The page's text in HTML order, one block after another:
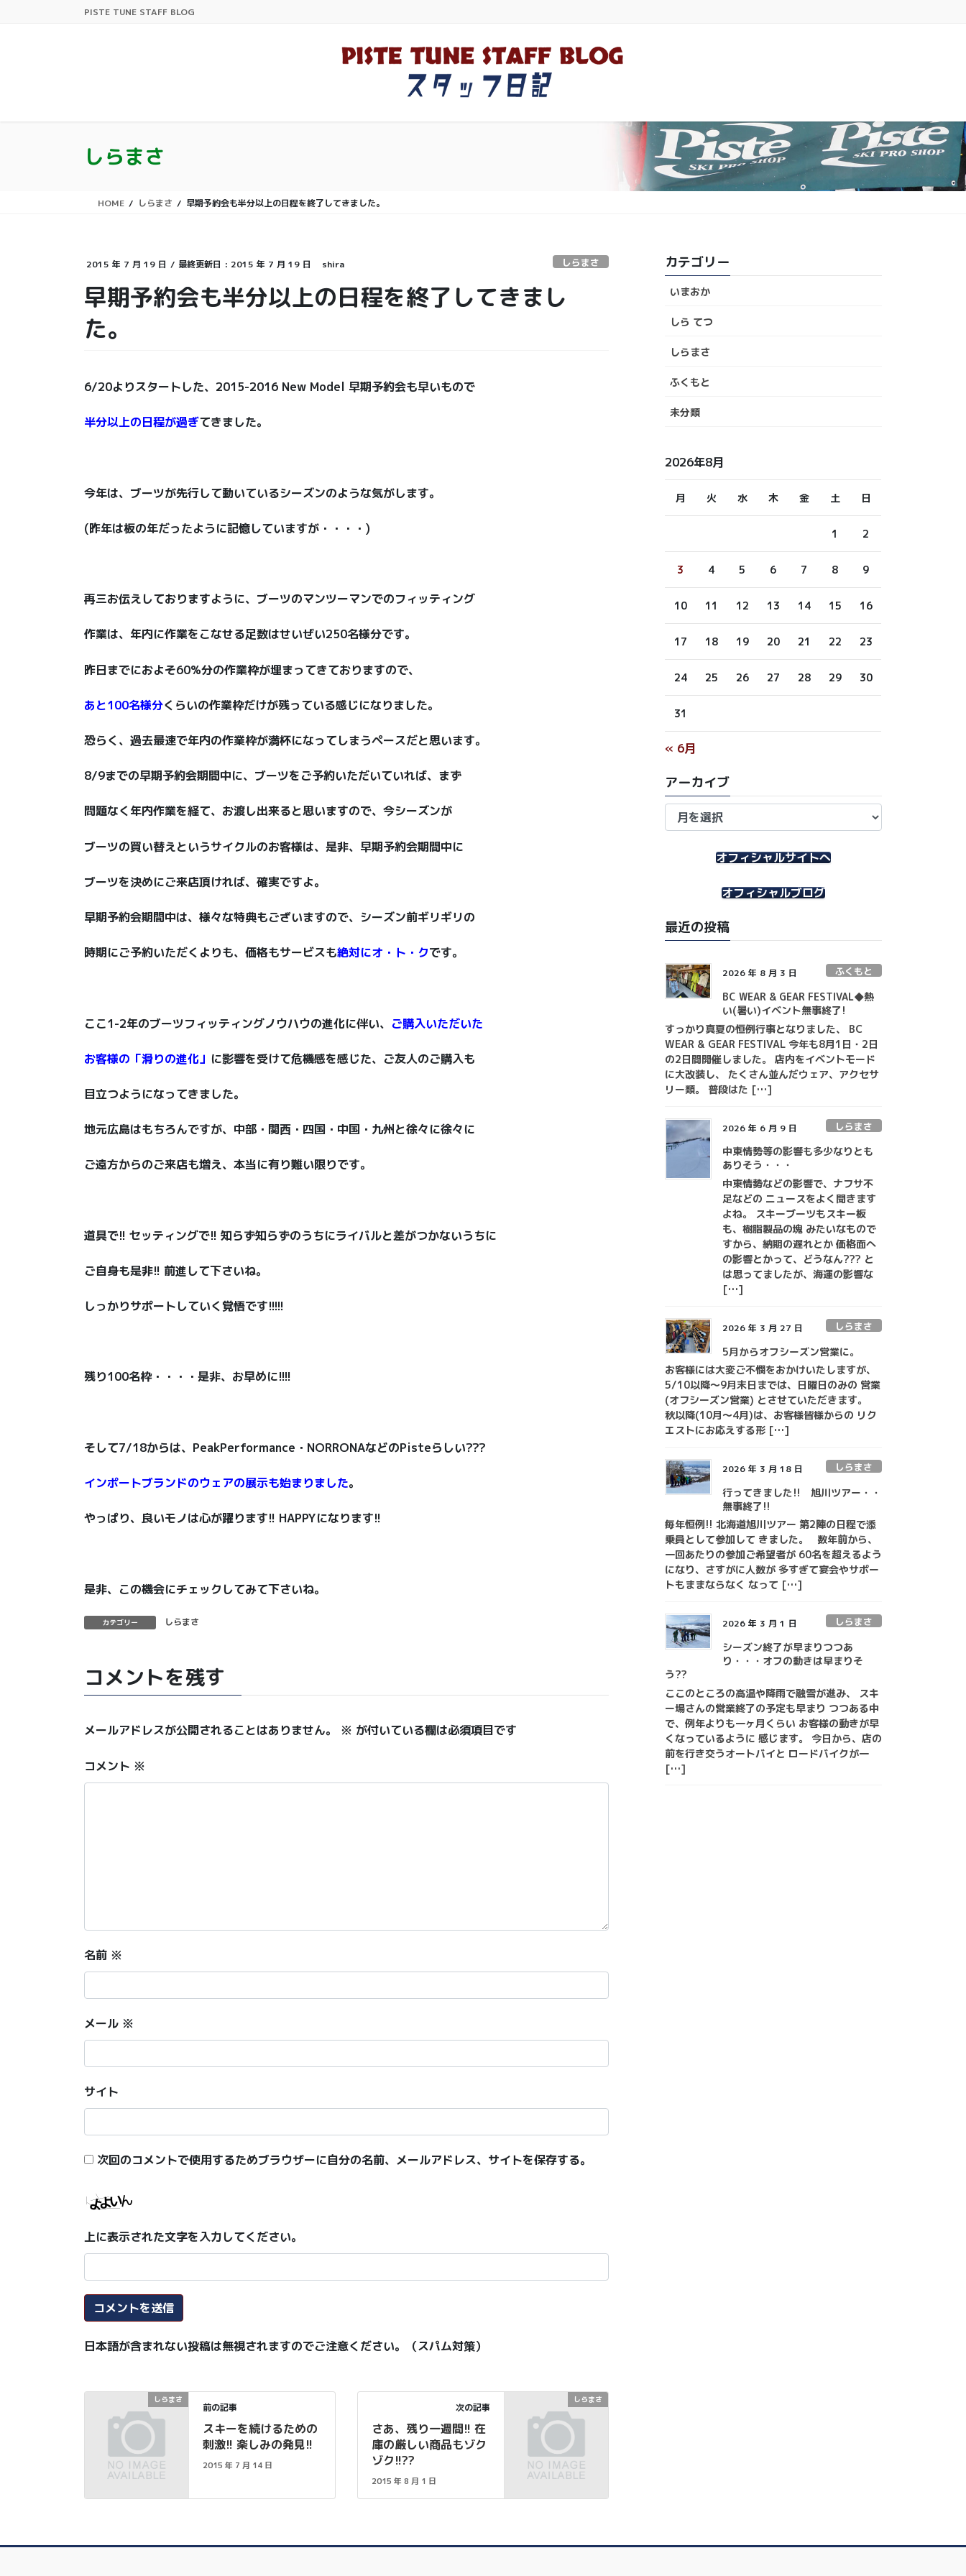
PISTE TUNE STAFF BLOG
しらまさ
HOME しらまさ 早期予約会も半分以上の日程を終了してきました。
2015 年 7 月 19 日 / 最終更新日 : 2015 年 7 月 19 日 shira しらまさ
早期予約会も半分以上の日程を終了してきまし
た。
6/20よりスタートした、2015-2016 New Model 早期予約会も早いもので
半分以上の日程が過ぎてきました。
今年は、ブーツが先行して動いているシーズンのような気がします。
(昨年は板の年だったように記憶していますが・・・・)
再三お伝えしておりますように、ブーツのマンツーマンでのフィッティング
作業は、年内に作業をこなせる足数はせいぜい250名様分です。
昨日までにおよそ60%分の作業枠が埋まってきておりますので、
あと100名様分くらいの作業枠だけが残っている感じになりました。
恐らく、過去最速で年内の作業枠が満杯になってしまうペースだと思います。
8/9までの早期予約会期間中に、ブーツをご予約いただいていれば、まず
問題なく年内作業を経て、お渡し出来ると思いますので、今シーズンが
ブーツの買い替えというサイクルのお客様は、是非、早期予約会期間中に
ブーツを決めにご来店頂ければ、確実ですよ。
早期予約会期間中は、様々な特典もございますので、シーズン前ギリギリの
時期にご予約いただくよりも、価格もサービスも絶対にオ・ト・クです。
ここ1-2年のブーツフィッティングノウハウの進化に伴い、 ご購入いただいた
お客様の「滑りの進化」 に影響を受けて危機感を感じた、ご友人のご購入も
目立つようになってきました。
地元広島はもちろんですが、中部・関西・四国・中国・九州と徐々に徐々に
ご遠方からのご来店も増え、本当に有り難い限りです。
道具で!! セッティングで!! 知らず知らずのうちにライバルと差がつかないうちに
ご自身も是非!! 前進して下さいね。
しっかりサポートしていく覚悟です!!!!!
残り100名枠・・・・是非、お早めに!!!!
そして7/18からは、PeakPerformance・NORRONAなどのPisteらしい???
インポートブランドのウェアの展示も始まりました。
やっぱり、良いモノは心が躍ります!! HAPPYになります!!
是非、この機会にチェックしてみて下さいね。
カテゴリー しらまさ
コメントを残す
メールアドレスが公開されることはありません。 ※ が付いている欄は必須項目です
コメント ※
名前 ※
メール ※
サイト
次回のコメントで使用するためブラウザーに自分の名前、メールアドレス、サイトを保存する。
上に表示された文字を入力してください。
日本語が含まれない投稿は無視されますのでご注意ください。（スパム対策）
しらまさ
前の記事
スキーを続けるための
刺激!! 楽しみの発見!!
2015 年 7 月 14 日
しらまさ
次の記事
さあ、残り一週間!! 在
庫の厳しい商品もゾク
ゾク!!??
2015 年 8 月 1 日
カテゴリー
いまおか
しら てつ
しらまさ
ふくもと
未分類
2026年8月
月 火 水 木 金 土 日
1 2
3 4 5 6 7 8 9
10 11 12 13 14 15 16
17 18 19 20 21 22 23
24 25 26 27 28 29 30
31
« 6月
アーカイブ
ア
オフィシャルサイトへ
オフィシャルブログ
最近の投稿
2026 年 8 月 3 日 ふくもと
BC WEAR & GEAR FESTIVAL◆熱
い(暑い)イベント無事終了!
すっかり真夏の恒例行事となりました、 BC
WEAR & GEAR FESTIVAL 今年も8月1日・2日
の2日間開催しました。 店内をイベントモード
に大改装し、 たくさん並んだウェア、アクセサ
リー類。 普段はた […]
2026 年 6 月 9 日 しらまさ
中東情勢等の影響も多少なりとも
ありそう・・・
中東情勢などの影響で、ナフサ不
足などの ニュースをよく聞きます
よね。 スキーブーツもスキー板
も、樹脂製品の塊 みたいなもので
すから、納期の遅れとか 価格面へ
の影響とかって、どうなん??? と
は思ってましたが、海運の影響な
[…]
2026 年 3 月 27 日 しらまさ
5月からオフシーズン営業に。
お客様には大変ご不憫をおかけいたしますが、
5/10以降～9月末日までは、日曜日のみの 営業
(オフシーズン営業) とさせていただきます。
秋以降(10月～4月)は、お客様皆様からの リク
エストにお応えする形 […]
2026 年 3 月 18 日 しらまさ
行ってきました!! 旭川ツアー・・
無事終了!!
毎年恒例!! 北海道旭川ツアー 第2陣の日程で添
乗員として参加して きました。 数年前から、
一回あたりの参加ご希望者が 60名を超えるよう
になり、さすがに人数が 多すぎて宴会やサポー
トもままならなく なって […]
2026 年 3 月 1 日 しらまさ
シーズン終了が早まりつつあ
り・・・オフの動きは早まりそ
う??
ここのところの高温や降雨で融雪が進み、 スキ
ー場さんの営業終了の予定も早まり つつある中
で、例年よりも一ヶ月くらい お客様の動きが早
くなっているように 感じます。 今日から、店の
前を行き交うオートバイと ロードバイクが一
[…]